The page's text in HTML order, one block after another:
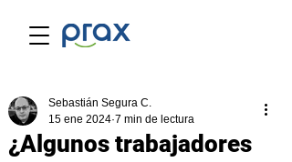
¿Algunos trabajadores
Sebastián Segura C.
15 ene 2024 7 min de lectura